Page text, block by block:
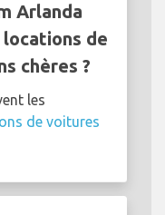
Arlanda
de
chères ?
les
de voitures